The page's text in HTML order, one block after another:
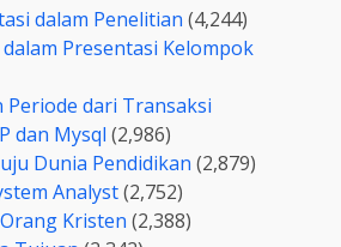
dalam Penelitian (4,244)
Presentasi Kelompok
dari Transaksi
dan Mysql (2,986)
Dunia Pendidikan (2,879)
Analyst(2,752)
Kristen (2,388)